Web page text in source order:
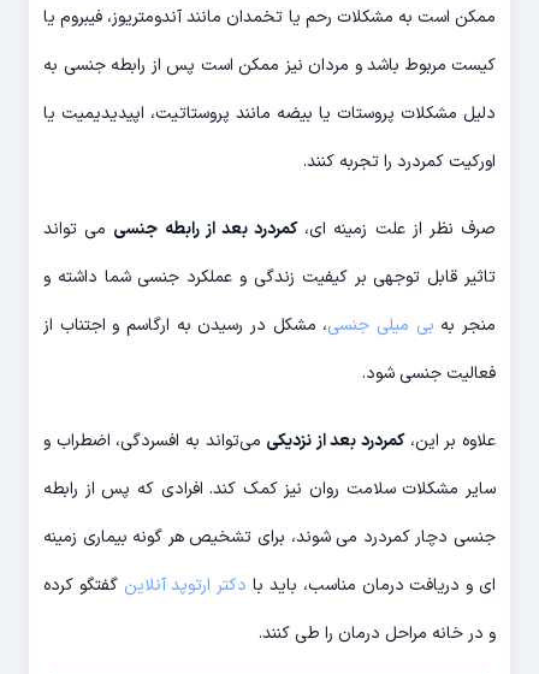
ممکن است به مشکلات رحم یا تخمدان مانند آندومتریوز، فیبروم یا
کیست مربوط باشد و مردان نیز ممکن است پس از رابطه جنسی به
دلیل مشکلات پروستات یا بیضه مانند پروستاتیت، اپیدیدیمیت یا
اورکیت کمردرد را تجربه کنند.
صرف نظر از علت زمینه ای،کمردرد بعد از رابطه جنسی می تواند
تاثیر قابل توجهی بر کیفیت زندگی و عملکرد جنسی شما داشته و
منجر به بی میلی جنسی، مشکل در رسیدن به ارگاسم و اجتناب از
فعالیت جنسی شود.
علاوه بر این،کمردرد بعد از نزدیکی می‌تواند به افسردگی، اضطراب و
سایر مشکلات سلامت روان نیز کمک کند. افرادی که پس از رابطه
جنسی دچار کمردرد می شوند، برای تشخیص هر گونه بیماری زمینه
ای و دریافت درمان مناسب، باید با دکتر ارتوپد آنلاین گفتگو کرده
و در خانه مراحل درمان را طی کنند.